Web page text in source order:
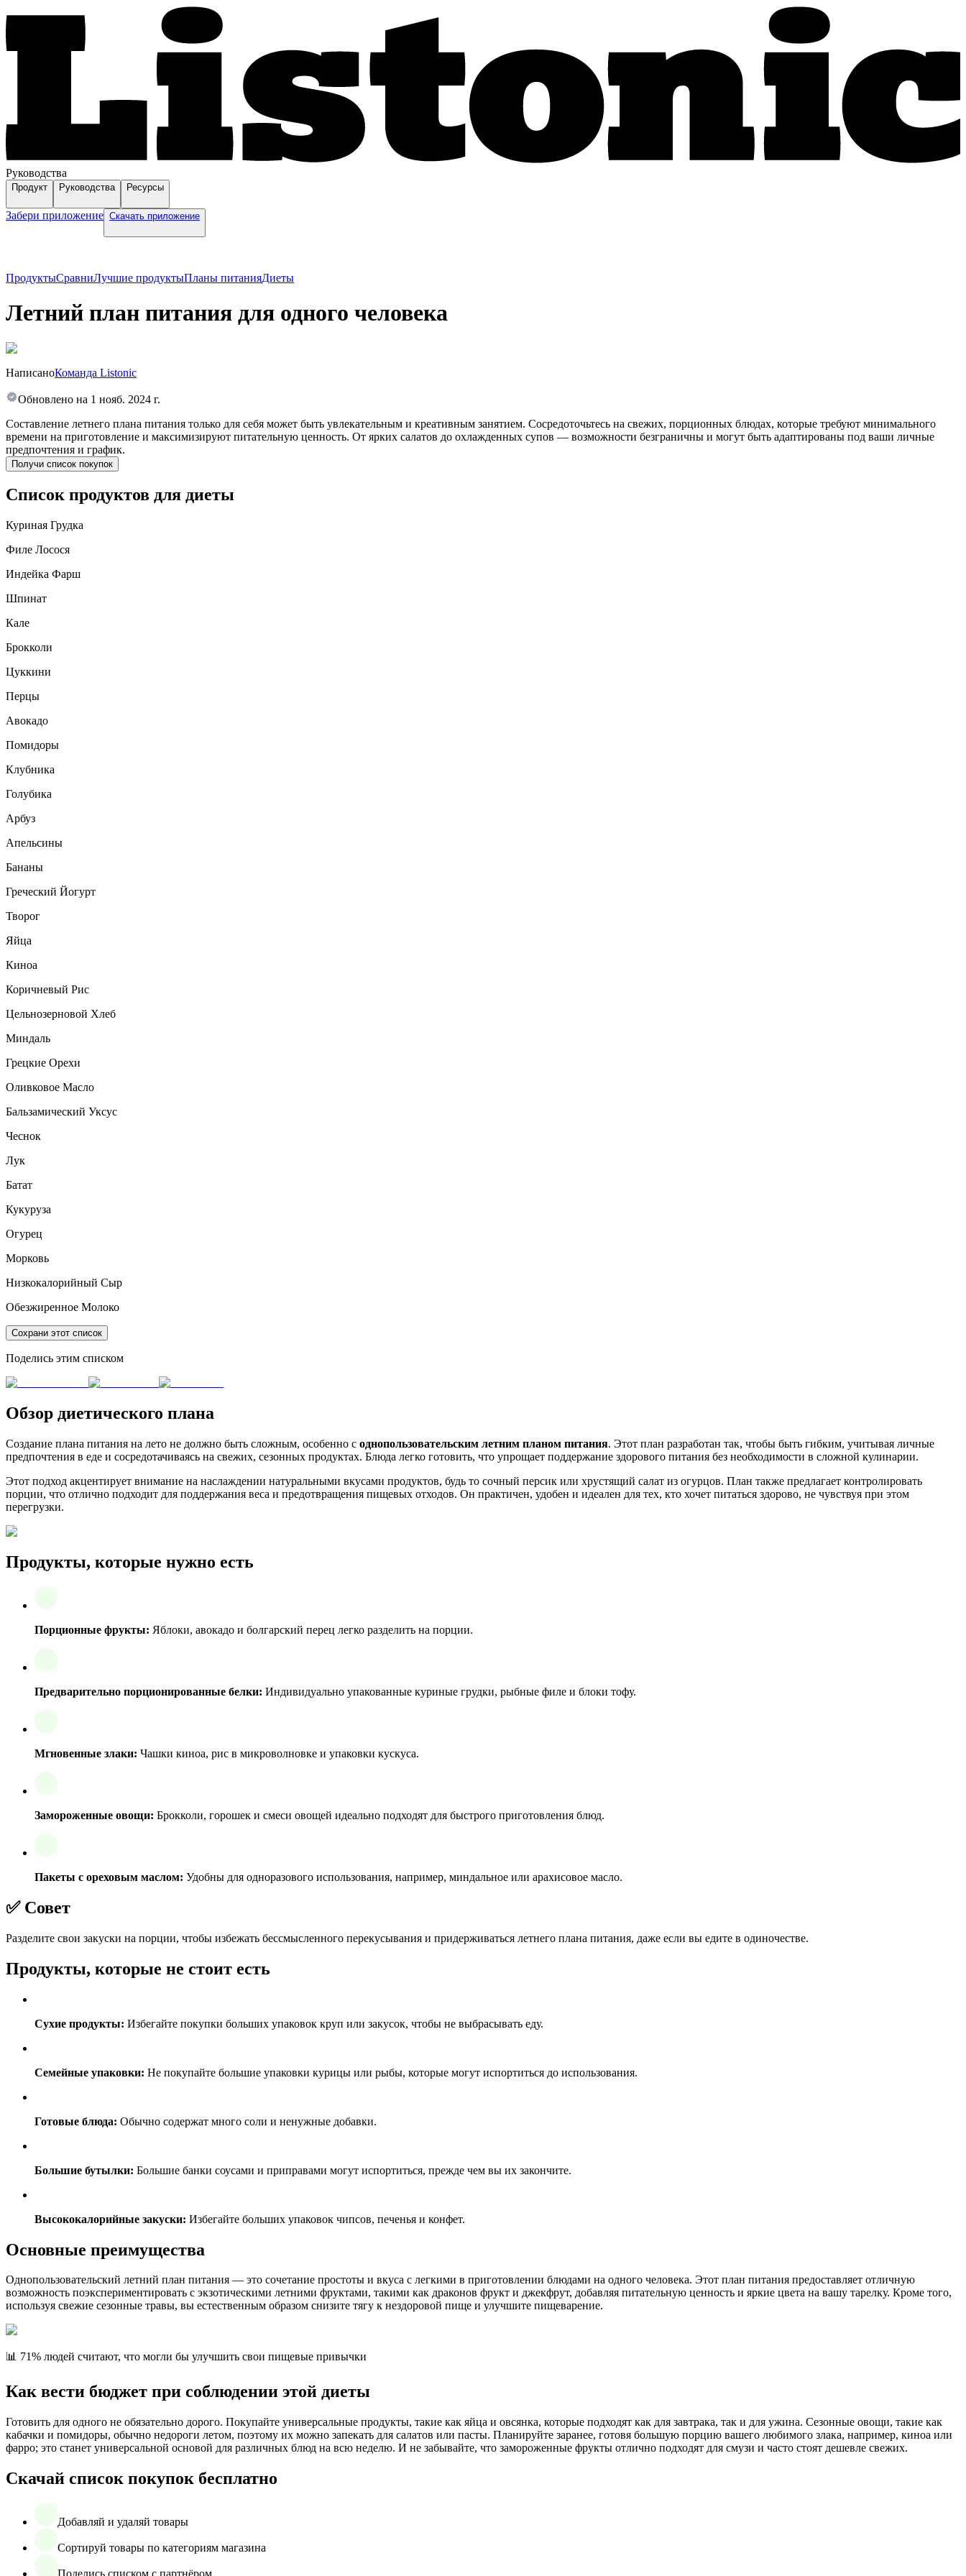
Руководства
Продукт Руководства Ресурсы
Забери приложение Скачать приложение
ПродуктыСравниЛучшие продуктыПланы питанияДиеты
Летний план питания для одного человека
НаписаноКоманда Listonic
Обновлено на 1 нояб. 2024 г.
Составление летнего плана питания только для себя может быть увлекательным и креативным занятием. Сосредоточьтесь на свежих, порционных блюдах, которые требуют минимального
времени на приготовление и максимизируют питательную ценность. От ярких салатов до охлажденных супов — возможности безграничны и могут быть адаптированы под ваши личные
предпочтения и график.
Получи список покупок
Список продуктов для диеты
Куриная Грудка
Филе Лосося
Индейка Фарш
Шпинат
Кале
Брокколи
Цуккини
Перцы
Авокадо
Помидоры
Клубника
Голубика
Арбуз
Апельсины
Бананы
Греческий Йогурт
Творог
Яйца
Киноа
Коричневый Рис
Цельнозерновой Хлеб
Миндаль
Грецкие Орехи
Оливковое Масло
Бальзамический Уксус
Чеснок
Лук
Батат
Кукуруза
Огурец
Морковь
Низкокалорийный Сыр
Обезжиренное Молоко
Сохрани этот список
Поделись этим списком
Обзор диетического плана
Создание плана питания на лето не должно быть сложным, особенно с однопользовательским летним планом питания. Этот план разработан так, чтобы быть гибким, учитывая личные
предпочтения в еде и сосредотачиваясь на свежих, сезонных продуктах. Блюда легко готовить, что упрощает поддержание здорового питания без необходимости в сложной кулинарии.
Этот подход акцентирует внимание на наслаждении натуральными вкусами продуктов, будь то сочный персик или хрустящий салат из огурцов. План также предлагает контролировать
порции, что отлично подходит для поддержания веса и предотвращения пищевых отходов. Он практичен, удобен и идеален для тех, кто хочет питаться здорово, не чувствуя при этом
перегрузки.
Продукты, которые нужно есть
Порционные фрукты: Яблоки, авокадо и болгарский перец легко разделить на порции.
Предварительно порционированные белки: Индивидуально упакованные куриные грудки, рыбные филе и блоки тофу.
Мгновенные злаки: Чашки киноа, рис в микроволновке и упаковки кускуса.
Замороженные овощи: Брокколи, горошек и смеси овощей идеально подходят для быстрого приготовления блюд.
Пакеты с ореховым маслом: Удобны для одноразового использования, например, миндальное или арахисовое масло.
✅ Совет
Разделите свои закуски на порции, чтобы избежать бессмысленного перекусывания и придерживаться летнего плана питания, даже если вы едите в одиночестве.
Продукты, которые не стоит есть
Сухие продукты: Избегайте покупки больших упаковок круп или закусок, чтобы не выбрасывать еду.
Семейные упаковки: Не покупайте большие упаковки курицы или рыбы, которые могут испортиться до использования.
Готовые блюда: Обычно содержат много соли и ненужные добавки.
Большие бутылки: Большие банки соусами и приправами могут испортиться, прежде чем вы их закончите.
Высококалорийные закуски: Избегайте больших упаковок чипсов, печенья и конфет.
Основные преимущества
Однопользовательский летний план питания — это сочетание простоты и вкуса с легкими в приготовлении блюдами на одного человека. Этот план питания предоставляет отличную
возможность поэкспериментировать с экзотическими летними фруктами, такими как драконов фрукт и джекфрут, добавляя питательную ценность и яркие цвета на вашу тарелку. Кроме того,
используя свежие сезонные травы, вы естественным образом снизите тягу к нездоровой пище и улучшите пищеварение.
📊 71% людей считают, что могли бы улучшить свои пищевые привычки
Как вести бюджет при соблюдении этой диеты
Готовить для одного не обязательно дорого. Покупайте универсальные продукты, такие как яйца и овсянка, которые подходят как для завтрака, так и для ужина. Сезонные овощи, такие как
кабачки и помидоры, обычно недороги летом, поэтому их можно запекать для салатов или пасты. Планируйте заранее, готовя большую порцию вашего любимого злака, например, киноа или
фарро; это станет универсальной основой для различных блюд на всю неделю. И не забывайте, что замороженные фрукты отлично подходят для смузи и часто стоят дешевле свежих.
Скачай список покупок бесплатно
Добавляй и удаляй товары
Сортируй товары по категориям магазина
Поделись списком с партнёром